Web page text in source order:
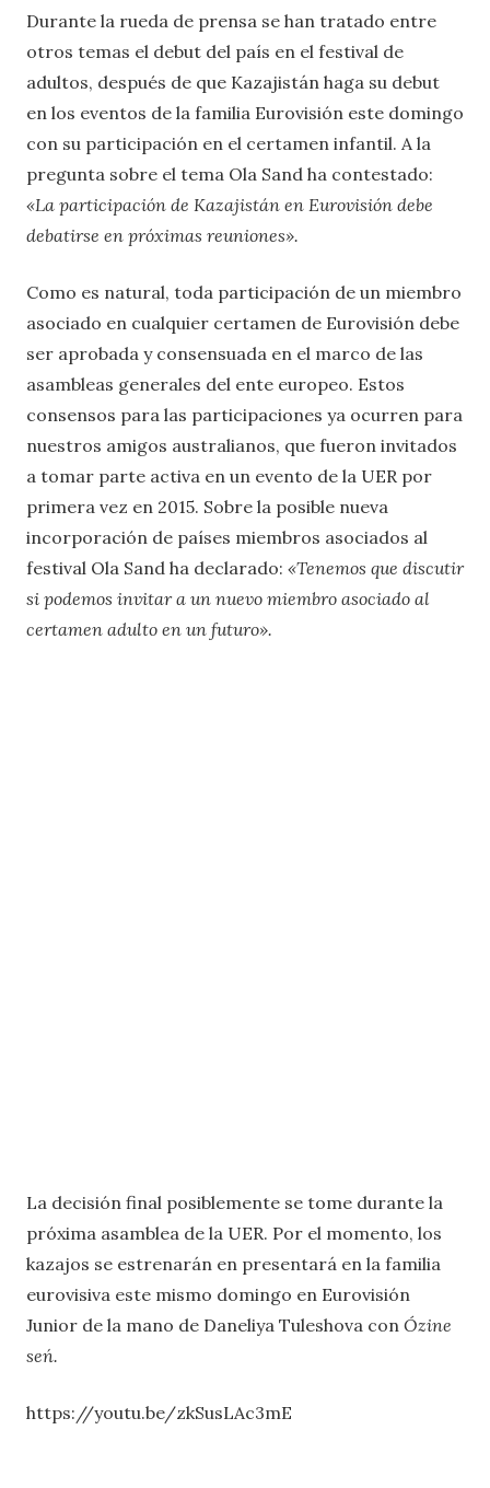
Durante la rueda de prensa se han tratado entre
otros temas el debut del país en el festival de
adultos, después de que Kazajistán haga su debut
en los eventos de la familia Eurovisión este domingo
con su participación en el certamen infantil. A la
pregunta sobre el tema Ola Sand ha contestado:
«La participación de Kazajistán en Eurovisión debe
debatirse en próximas reuniones».
Como es natural, toda participación de un miembro
asociado en cualquier certamen de Eurovisión debe
ser aprobada y consensuada en el marco de las
asambleas generales del ente europeo. Estos
consensos para las participaciones ya ocurren para
nuestros amigos australianos, que fueron invitados
a tomar parte activa en un evento de la UER por
primera vez en 2015. Sobre la posible nueva
incorporación de países miembros asociados al
festival Ola Sand ha declarado: «Tenemos que discutir
si podemos invitar a un nuevo miembro asociado al
certamen adulto en un futuro».
La decisión final posiblemente se tome durante la
próxima asamblea de la UER. Por el momento, los
kazajos se estrenarán en presentará en la familia
eurovisiva este mismo domingo en Eurovisión
Junior de la mano de Daneliya Tuleshova con Ózine
seń.
https://youtu.be/zkSusLAc3mE